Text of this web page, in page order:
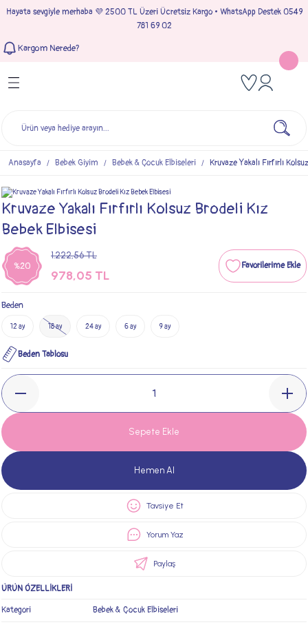
Hayata sevgiyle merhaba 💜 2500 TL Üzeri Ücretsiz Kargo • WhatsApp Destek 0549
781 69 02
Kargom Nerede?
Geri Dön
Geri Dön
Geri Dön
Geri Dön
Anasayfa Bebek Giyim Bebek & Çocuk Elbiseleri Kruvaze Yakalı Fırfırlı
Kruvaze Yakalı Fırfırlı Kolsuz Brodeli Kız
Bebek Elbisesi
%20
1.222,56 TL
978,05 TL
Beden
12 ay 18 ay 24 ay 6 ay 9 ay
Beden Tablosu
Sepete Ekle
Hemen Al
Tavsiye Et
Yorum Yaz
Paylaş
ÜRÜN ÖZELLİKLERİ
Kategori Bebek & Çocuk Elbiseleri